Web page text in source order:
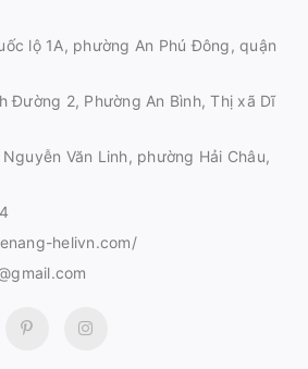
lộ 1A, phường An Phú Đông, quận
Đường 2, Phường An Bình, Thị xã Dĩ
Văn Linh, phường Hải Châu,
helivn.com/